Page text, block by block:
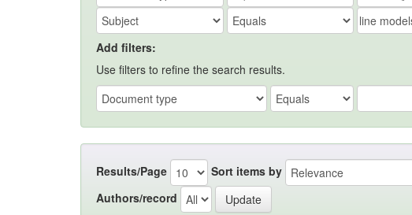
Add filters:
Use filters to refine the search results.
Results/Page Sort items by
Authors/record